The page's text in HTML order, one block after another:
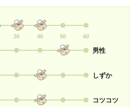
30 40 50 60
男性
しずか
コツコツ